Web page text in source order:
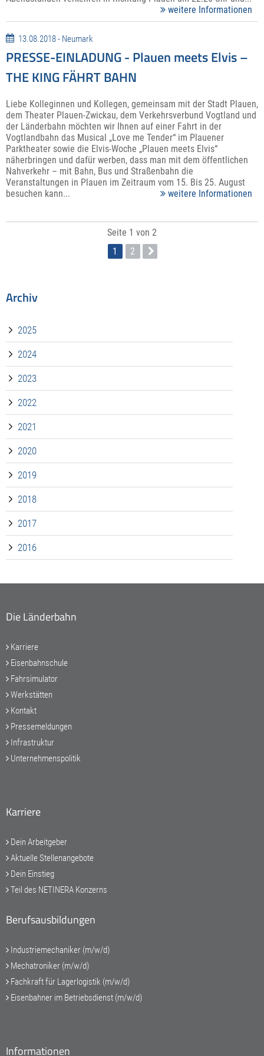
Archiv
2025
2024
2023
2022
2021
2020
2019
2018
2017
2016
weitere Informationen
13.08.2018 - Neumark
PRESSE-EINLADUNG - Plauen meets Elvis –
THE KING FÄHRT BAHN
Liebe Kolleginnen und Kollegen, gemeinsam mit der Stadt Plauen,
dem Theater Plauen-Zwickau, dem Verkehrsverbund Vogtland und
der Länderbahn möchten wir Ihnen auf einer Fahrt in der
Vogtlandbahn das Musical „Love me Tender“ im Plauener
Parktheater sowie die Elvis-Woche „Plauen meets Elvis“
näherbringen und dafür werben, dass man mit dem öffentlichen
Nahverkehr – mit Bahn, Bus und Straßenbahn die
Veranstaltungen in Plauen im Zeitraum vom 15. Bis 25. August
besuchen kann...
weitere Informationen
Seite 1 von 2
1
2
Die Länderbahn
Karriere
Eisenbahnschule
Fahrsimulator
Werkstätten
Kontakt
Pressemeldungen
Infrastruktur
Unternehmenspolitik
Karriere
Dein Arbeitgeber
Aktuelle Stellenangebote
Dein Einstieg
Teil des NETINERA Konzerns
Berufsausbildungen
Industriemechaniker (m/w/d)
Mechatroniker (m/w/d)
Fachkraft für Lagerlogistik (m/w/d)
Eisenbahner im Betriebsdienst (m/w/d)
Informationen